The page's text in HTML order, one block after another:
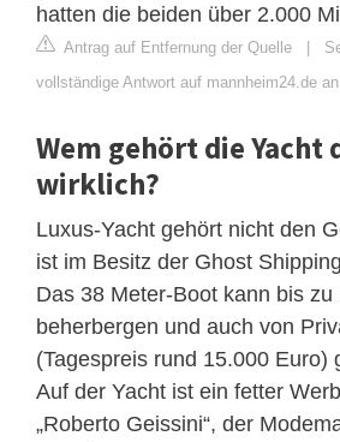
hatten die beiden über 2.000
Antrag auf Entfernung der Quelle |
vollständige Antwort auf mannheim24.de an
Wem gehört die Yacht
wirklich?
Luxus-Yacht gehört nicht den
ist im Besitz der Ghost
Das 38 Meter-Boot kann bis zu
beherbergen und auch von
(Tagespreis rund 15.000 Euro)
Auf der Yacht ist ein fetter
„Roberto Geissini“, der